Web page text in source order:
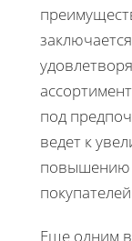
под
ведет к
повышению
Еще одним